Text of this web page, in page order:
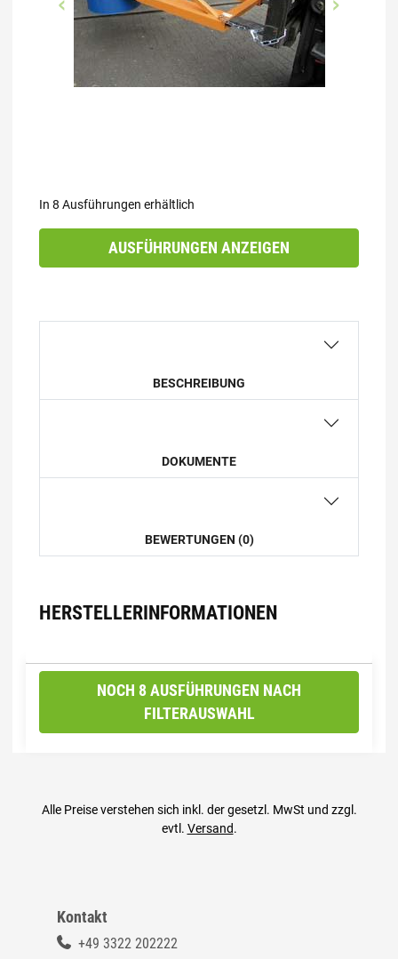
In 8 Ausführungen erhältlich
AUSFÜHRUNGEN ANZEIGEN
BESCHREIBUNG
DOKUMENTE
BEWERTUNGEN (0)
HERSTELLERINFORMATIONEN
NOCH 8 AUSFÜHRUNGEN NACH
FILTERAUSWAHL
Alle Preise verstehen sich inkl. der gesetzl. MwSt und zzgl.
evtl. Versand.
Kontakt
+49 3322 202222